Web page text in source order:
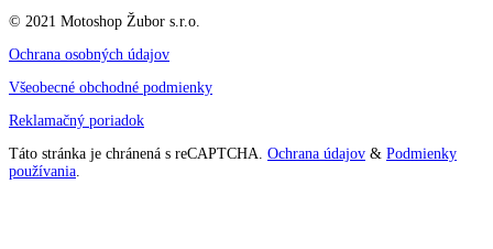
© 2021 Motoshop Žubor s.r.o.
Ochrana osobných údajov
Všeobecné obchodné podmienky
Reklamačný poriadok
Táto stránka je chránená s reCAPTCHA. Ochrana údajov & Podmienky
používania.